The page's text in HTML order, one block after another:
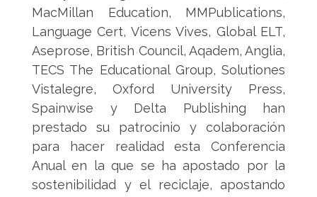
MacMillan Education, MMPublications,
Language Cert, Vicens Vives, Global ELT,
Aseprose, British Council, Aqadem, Anglia,
TECS The Educational Group, Solutiones
Vistalegre, Oxford University Press,
Spainwise y Delta Publishing han
prestado su patrocinio y colaboración
para hacer realidad esta Conferencia
Anual en la que se ha apostado por la
sostenibilidad y el reciclaje, apostando